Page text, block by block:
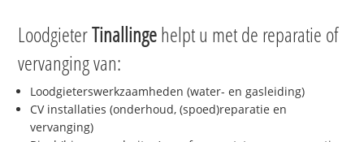
LoodgieterTinallingehelpt u met de reparatie of
vervanging van:
Loodgieterswerkzaamheden (water- en gasleiding)
CV installaties (onderhoud, (spoed)reparatie en
vervanging)